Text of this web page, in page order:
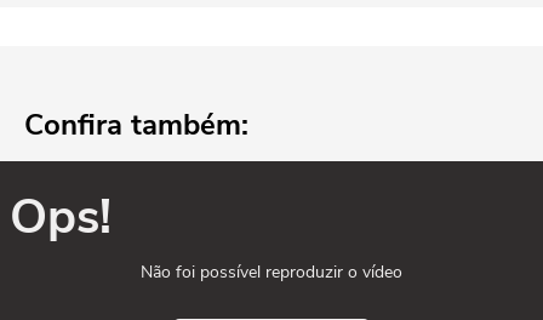
Confira também:
Ops!
Não foi possível reproduzir o vídeo